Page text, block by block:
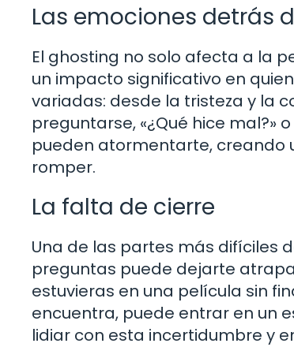
Las emociones detrás
El ghosting no solo afecta a la
un impacto significativo en
variadas: desde la tristeza y la
preguntarse, «¿Qué hice mal?»
pueden atormentarte, creando
romper.
La falta de cierre
Una de las partes más difíciles
preguntas puede dejarte
estuvieras en una película sin
encuentra, puede entrar en un
lidiar con esta incertidumbre y